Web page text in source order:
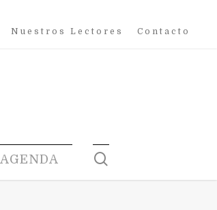
Nuestros Lectores Contacto
AGENDA